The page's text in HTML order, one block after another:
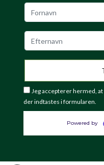
Jeg accepterer hermed,
der indtastes i formularen.
Powered by